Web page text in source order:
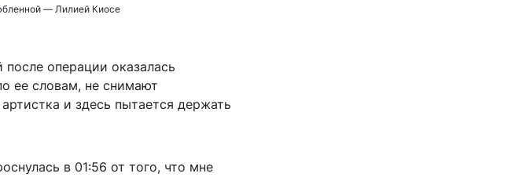
— Лилией Киосе
операции оказалась
ее словам, не снимают
и здесь пытается держать
в 01:56 от того, что мне